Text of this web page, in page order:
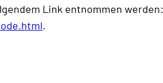
Link entnommen werden:
.